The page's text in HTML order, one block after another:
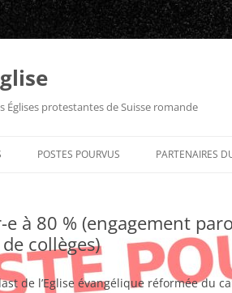
Églises protestantes de Suisse romande
POSTES POURVUS PARTENAIRES
e à 80 % (engagement
collèges)
de l’Eglise évangélique réformée du